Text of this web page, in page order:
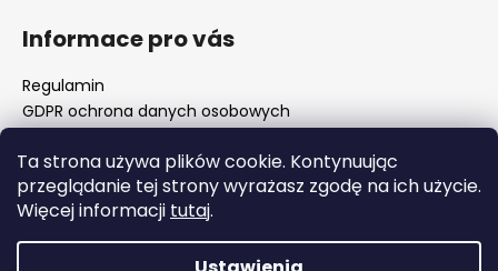
Ta strona używa plików cookie. Kontynuując
przeglądanie tej strony wyrażasz zgodę na ich użycie.
Więcej informacji tutaj.
Informace pro vás
Regulamin
GDPR ochrona danych osobowych
FAQ - częste pytania
Surówki luf i rozwiertaki komorowe
Ważne zmiany legislacyjne od 1 stycznia 2026 r.